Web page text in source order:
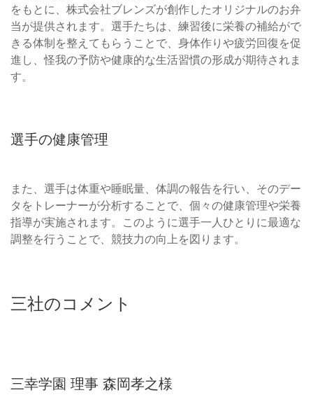
をもとに、株式会社ブレンズが創作したオリジナルのお弁
当が提供されます。選手たちは、練習後に栄養の補給がで
きる体制を整えてもらうことで、身体作りや疲労回復を促
進し、怪我の予防や健康的な生活習慣の形成が期待されま
す。
選手の健康管理
また、選手は体重や睡眠量、体調の報告を行い、そのデー
タをトレーナーが分析することで、個々の健康管理や栄養
指導が実施されます。このように選手一人ひとりに最適な
調整を行うことで、競技力の向上を図ります。
三社のコメント
三幸学園 理事 森岡孝之様